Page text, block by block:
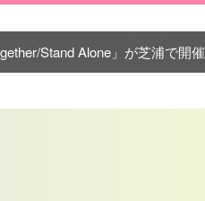
Stand Alone」が芝浦で開催